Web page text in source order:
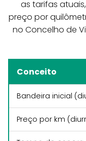
as tarifas
preço por
no Concelho de
Conceito
Bandeira inicial
Preço por km